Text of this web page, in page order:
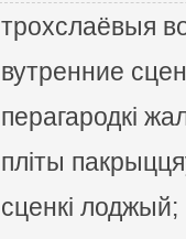
трохслаёвыя
вутренние
перагародкі
пліты
сценкі лоджый;